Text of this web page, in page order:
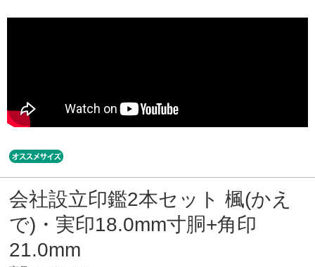
会社設立印鑑2本セット 楓(かえ
で)・実印18.0mm寸胴+角印
21.0mm